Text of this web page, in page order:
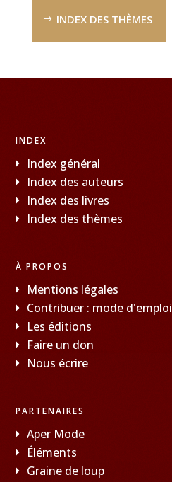
INDEX DES THÈMES
INDEX
Index général
Index des auteurs
Index des livres
Index des thèmes
À PROPOS
Mentions légales
Contribuer : mode d'emploi
Les éditions
Faire un don
Nous écrire
PARTENAIRES
Aper Mode
Éléments
Graine de loup